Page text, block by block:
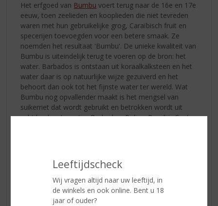
Leeftijdscheck
Wij vragen altijd naar uw leeftijd, in
de winkels en ook online. Bent u 18
jaar of ouder?
Het erfgoed van Bumbu voert terug naar de 16e en 17e
eeuw, toen zeelieden en kooplieden die niet tevreden
waren met hun gebruikelijke grog, Caraïbisch fruit en
specerijen toevoegden voor een betere smaak. Ze
noemden het resultaat 'Bumbu'. De unieke kwaliteit van
Bumbu is uiteindelijk terug te voeren op de bron: het
water. Barbados is ontstaan uit koraalkalksteen en het
water daar is op natuurlijke wijze gezuiverd en het
behoort dan ook tot het fijnste water ter wereld. Wat
Bumbu nog opvallender maakt is het mengsel van
suikerriet dat wordt gebruikt en betrokken wordt uit
acht landen, te weten Barbados, Belize, Brazilië, Costa
Vandaag de dag zetten ze de traditie van meer dan 400
jaar geleden voort door de kunst van donkere rum te
perfectioneren en zo deze historische Caribische erfenis
voort te zetten. Het resultaat is (o.a.) deze bekroonde
premium rum, uitzonderlijk gebalanceerd en zacht,